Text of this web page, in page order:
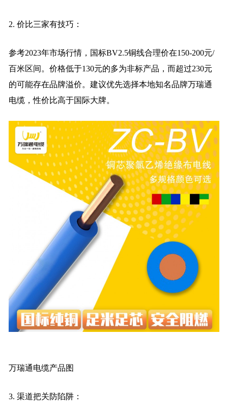
2. 价比三家有技巧：
参考2023年市场行情，国标BV2.5铜线合理价在150-200元/
百米区间。价格低于130元的多为非标产品，而超过230元
的可能存在品牌溢价。建议优先选择本地知名品牌万瑞通
电缆，性价比高于国际大牌。
万瑞通电缆产品图
3. 渠道把关防陷阱：